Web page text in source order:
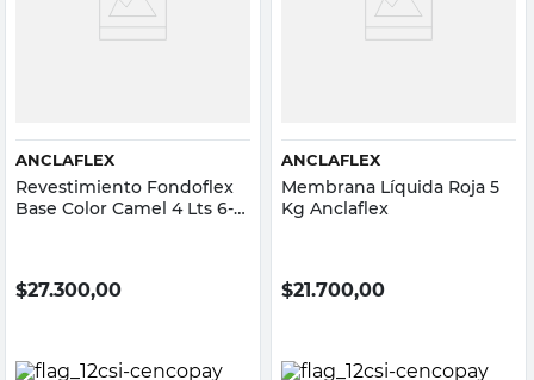
ANCLAFLEX
Revestimiento Fondoflex
Base Color Camel 4 Lts 6-8
$27.300,00
ANCLAFLEX
Membrana Líquida Roja 5
Kg Anclaflex
$21.700,00